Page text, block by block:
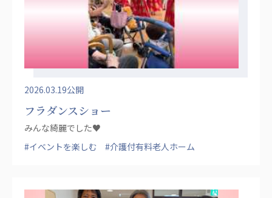
株式会社エネクト 株式会社 G.com R＆M
海外
共生（大連）商務諮詢有限公司
台灣善合股份有限公司
Angkor-Japan Friendship International
Hospital
クヴィアン小学校・カンボジア日本友好共生クヴ
NGO共生の家
2026.03.19公開
フラダンスショー
みんな綺麗でした♥
#イベントを楽しむ
#介護付有料老人ホーム